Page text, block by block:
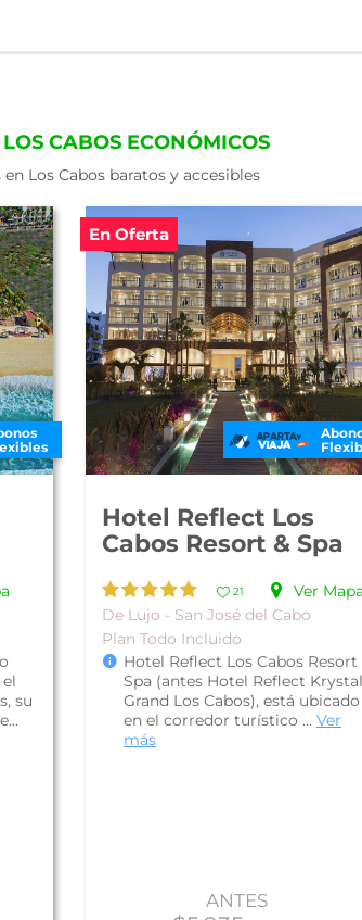
CABOS ECONÓMICOS
Los Cabos baratos y accesibles
su
En Oferta
Hotel Reflect Los
Cabos Resort & Spa
21
Ver Mapa
De Lujo - San José del Cabo
Plan Todo Incluido
Hotel Reflect Los Cabos Resort
Spa (antes Hotel Reflect Krystal
Grand Los Cabos), está ubicado
en el corredor turístico ... Ver
más
ANTES